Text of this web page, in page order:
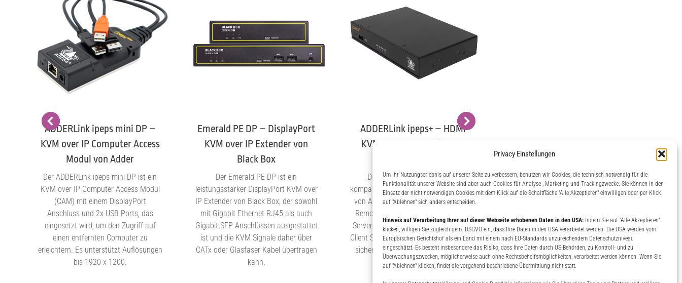
Privacy Einstellungen
Um Ihr Nutzungserlebnis auf unserer Seite zu verbessern, benutzen wir Cookies, die technisch notwendig für die
Funktionalität unserer Website sind aber auch Cookies für Analyse-, Marketing und Trackingzwecke. Sie können in den
Einsatz der nicht notwendigen Cookies mit dem Klick auf die Schaltfläche "Alle Akzeptieren" einwilligen oder per Klick
auf "Ablehnen" sich anders entscheiden.
Hinweis auf Verarbeitung Ihrer auf dieser Webseite erhobenen Daten in den USA: Indem Sie auf "Alle Akzeptieren"
klicken, willigen Sie zugleich gem. DSGVO ein, dass Ihre Daten in den USA verarbeitet werden. Die USA werden vom
Europäischen Gerichtshof als ein Land mit einem nach EU-Standards unzureichendem Datenschutzniveau
eingeschätzt. Es besteht insbesondere das Risiko, dass Ihre Daten durch US-Behörden, zu Kontroll- und zu
Überwachungszwecken, möglicherweise auch ohne Rechtsbehelfsmöglichkeiten, verarbeitet werden können. Wenn Sie
auf "Ablehnen" klicken, findet die vorgehend beschriebene Übermittlung nicht statt.
ADDERLink ipeps mini DP –
KVM over IP Computer Access
Modul von Adder
Der ADDERLink ipeps mini DP ist ein
KVM over IP Computer Access Modul
(CAM) mit einem DisplayPort
Anschluss und 2x USB Ports, das
eingesetzt wird, um den Zugriff auf
einen entfernten Computer zu
erleichtern. Es unterstützt Auflösungen
bis 1920 x 1200.
Emerald PE DP – DisplayPort
KVM over IP Extender von
Black Box
Der Emerald PE DP ist ein
leistungsstarker DisplayPort KVM over
IP Extender von Black Box, der sowohl
mit Gigabit Ethernet RJ45 als auch
Gigabit SFP Anschlüssen ausgestattet
ist und die KVM Signale daher über
CATx oder Glasfaser Kabel übertragen
kann.
ADDERLink ipeps+ – HDMI
KVM over IP Extender von
Der ADDERLink ipeps+ ist ein
kompakter HDMI KVM over IP Extender
von Adder, der sich besonders für die
Remote Verwaltung von Rechnern in
Serverräumen eignet und die RealVNC
Client Software nutzt, um die Daten auf
sichere Art und Weise übertragen zu
können.
Der ADDERLink INFINITY 1102 ist ein
kompakter DisplayPort KVM über IP
Anschlüssen, der oft eingesetzt wird,
um die Remote Kontrolle von
Computern in Serverräumen oder
Rechenzentren zu erleichtern.